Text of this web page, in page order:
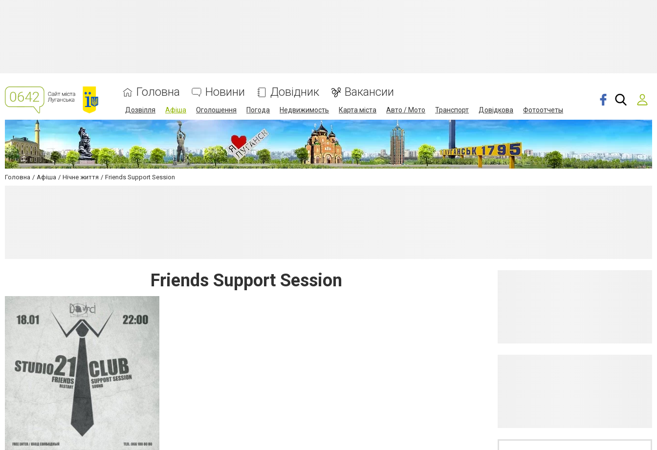
Головна Новини Довідник Вакансии
Дозвілля Афіша Оголошення Погода Недвижимость Карта міста Авто / Мото Транспорт Довідкова Фотоотчеты
Головна Афіша Нічне життя Friends Support Session
Friends Support Session